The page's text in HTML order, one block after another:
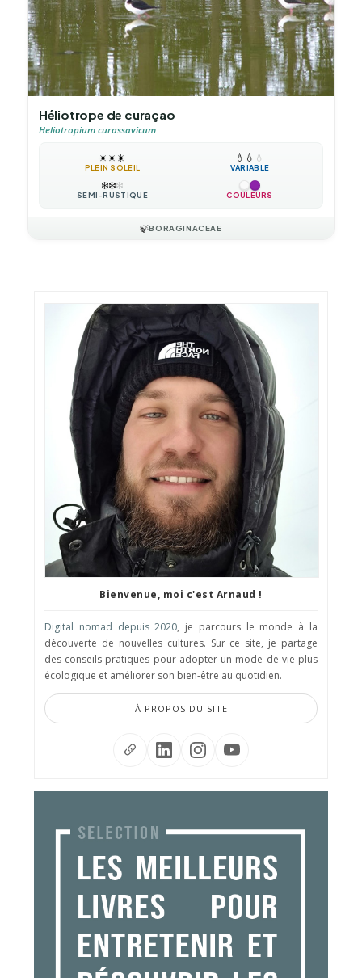
Héliotrope de curaçao
Heliotropium curassavicum
☀️☀️☀️
PLEIN SOLEIL
💧 💧 💧
VARIABLE
❄️❄️❄️
SEMI-RUSTIQUE COULEURS
🍃BORAGINACEAE
Bienvenue, moi c'est Arnaud !
Digital nomad depuis 2020, je parcours le monde à la
découverte de nouvelles cultures. Sur ce site, je partage
des conseils pratiques pour adopter un mode de vie plus
écologique et améliorer son bien-être au quotidien.
À PROPOS DU SITE